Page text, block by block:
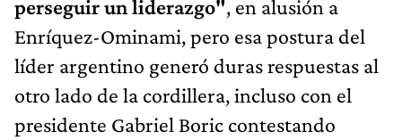
perseguir un liderazgo", en alusión a
Enríquez-Ominami, pero esa postura del
líder argentino generó duras respuestas al
otro lado de la cordillera, incluso con el
presidente Gabriel Boric contestando